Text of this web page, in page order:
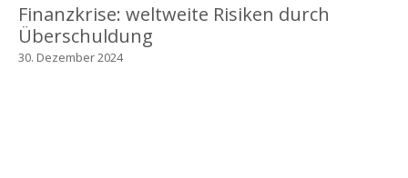
Finanzkrise: weltweite Risiken durch
Überschuldung
30. Dezember 2024